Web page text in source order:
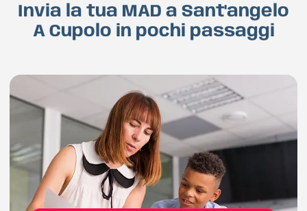
Invia la tua MAD a Sant'angelo
A Cupolo in pochi passaggi